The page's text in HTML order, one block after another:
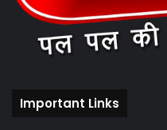
Important Links